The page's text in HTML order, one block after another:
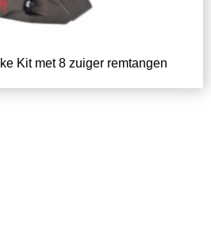
Kit met 8 zuiger remtangen